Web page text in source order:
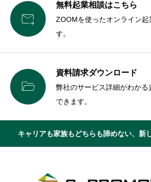

無料起業相談はこちら
ZOOMを使ったオンライン
す。

資料請求ダウンロード
弊社のサービス詳細がわかる
できます。
キャリアも家族もどちらも諦めない、新